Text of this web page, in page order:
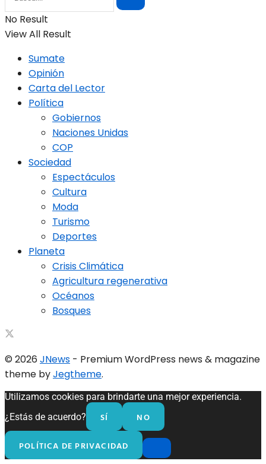
No Result
View All Result
Sumate
Opinión
Carta del Lector
Política
Gobiernos
Naciones Unidas
COP
Sociedad
Espectáculos
Cultura
Moda
Turismo
Deportes
Planeta
Crisis Climática
Agricultura regenerativa
Océanos
Bosques
© 2026 JNews - Premium WordPress news & magazine
theme byJegtheme.
Utilizamos cookies para brindarte una mejor experiencia.
¿Estás de acuerdo?
SÍ NO
POLÍTICA DE PRIVACIDAD